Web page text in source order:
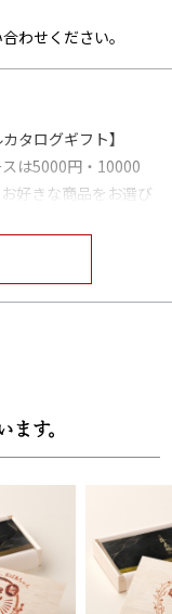
わせください。
タログギフト】
は5000円・10000
好きな商品をお選び
品物が到着します。
防止のために余裕を
一切同梱しませんの
、オンラインで簡単
のご都合を気にせず
ます。